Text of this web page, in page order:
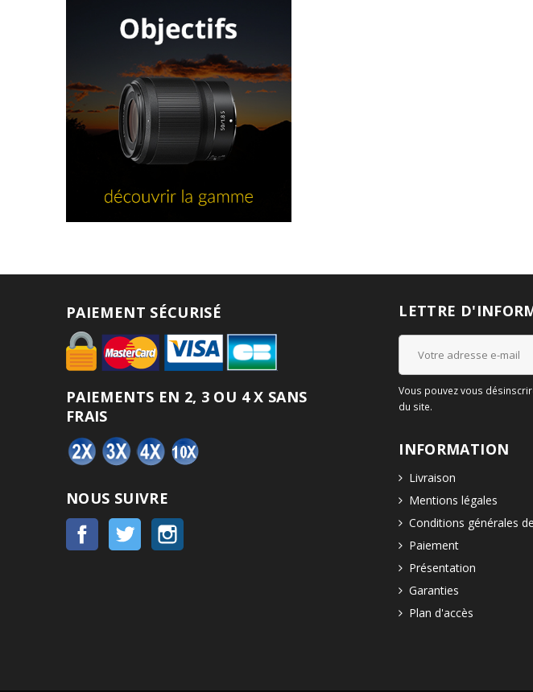
PAIEMENT SÉCURISÉ
PAIEMENTS EN 2, 3 OU 4 X SANS
FRAIS
NOUS SUIVRE
Facebook Twitter
LETTRE
Vous pouvez vous
du site.
INFORMATION
Livraison
Mentions légales
Conditions générales
Paiement
Présentation
Garanties
Plan d'accès